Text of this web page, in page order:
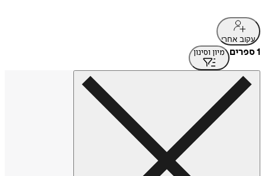
עקוב אחרי
1 ספרים מיון וסינון